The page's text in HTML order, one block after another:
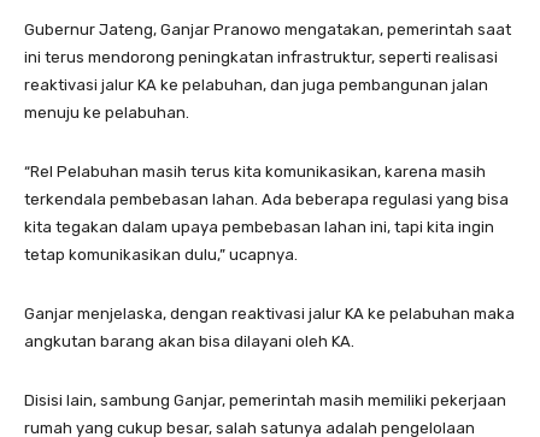
Gubernur Jateng, Ganjar Pranowo mengatakan, pemerintah saat
ini terus mendorong peningkatan infrastruktur, seperti realisasi
reaktivasi jalur KA ke pelabuhan, dan juga pembangunan jalan
menuju ke pelabuhan.
“Rel Pelabuhan masih terus kita komunikasikan, karena masih
terkendala pembebasan lahan. Ada beberapa regulasi yang bisa
kita tegakan dalam upaya pembebasan lahan ini, tapi kita ingin
tetap komunikasikan dulu,” ucapnya.
Ganjar menjelaska, dengan reaktivasi jalur KA ke pelabuhan maka
angkutan barang akan bisa dilayani oleh KA.
Disisi lain, sambung Ganjar, pemerintah masih memiliki pekerjaan
rumah yang cukup besar, salah satunya adalah pengelolaan